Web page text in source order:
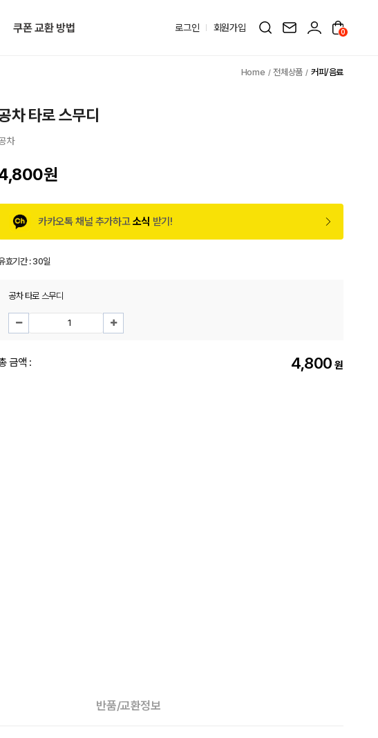
쿠폰 교환 방법 로그인 회원가입 0
전체상품 커피/음료
차 타로 스무디
차
원
카카오톡 채널 추가하고소식 받기!
효기간 :30일
공차 타로 스무디
금액 : 4,800 원
반품/교환정보